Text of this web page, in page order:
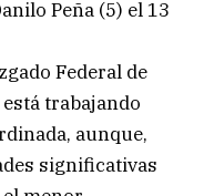
Peña (5) el 13
Federal de
trabajando
aunque,
significativas